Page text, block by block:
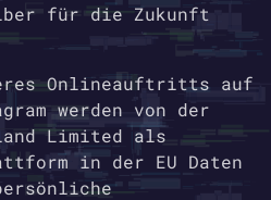
für die Zukunft
Onlineauftritts auf
werden von der
Limited als
in der EU Daten